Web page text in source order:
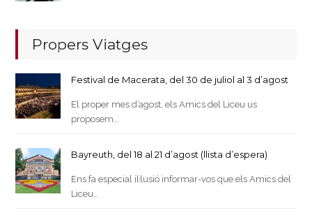
Propers Viatges
Festival de Macerata, del 30 de juliol al 3 d’agost
El proper mes d’agost, els Amics del Liceu us
proposem…
Bayreuth, del 18 al 21 d’agost (llista d’espera)
Ens fa especial il·lusió informar-vos que els Amics del
Liceu…